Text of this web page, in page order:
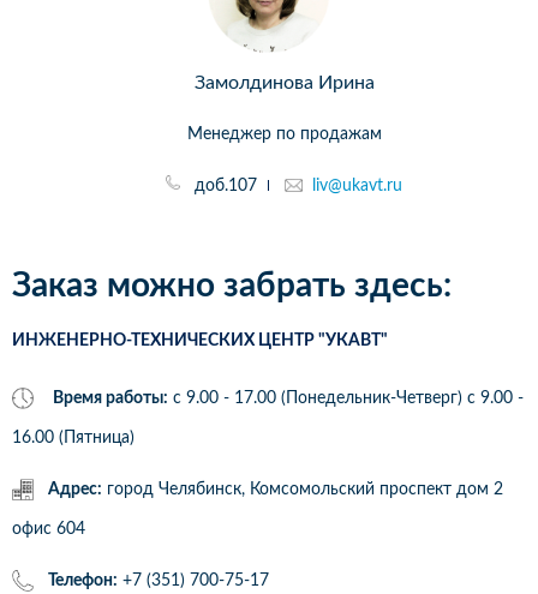
Замолдинова Ирина
Менеджер по продажам
доб.107 liv@ukavt.ru
Заказ можно забрать здесь:
ИНЖЕНЕРНО-ТЕХНИЧЕСКИХ ЦЕНТР "УКАВТ"
Время работы: с 9.00 - 17.00 (Понедельник-Четверг) c 9.00 -
16.00 (Пятница)
Адрес: город Челябинск, Комсомольский проспект дом 2
офис 604
Телефон: +7 (351) 700-75-17